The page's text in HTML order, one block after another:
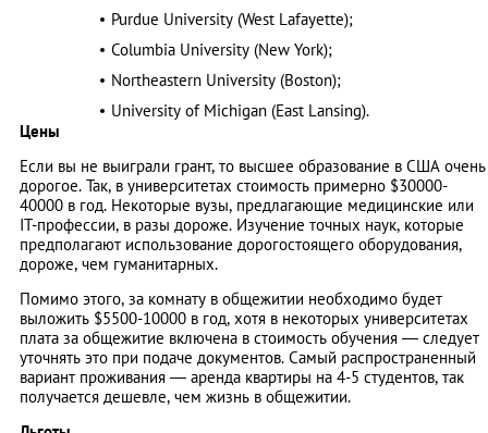
Purdue University (West Lafayette);
Columbia University (New York);
Northeastern University (Boston);
University of Michigan (East Lansing).
Цены
Если вы не выиграли грант, то высшее образование в США очень
дорогое. Так, в университетах стоимость примерно $30000-
40000 в год. Некоторые вузы, предлагающие медицинские или
IT-профессии, в разы дороже. Изучение точных наук, которые
предполагают использование дорогостоящего оборудования,
дороже, чем гуманитарных.
Помимо этого, за комнату в общежитии необходимо будет
выложить $5500-10000 в год, хотя в некоторых университетах
плата за общежитие включена в стоимость обучения — следует
уточнять это при подаче документов. Самый распространенный
вариант проживания — аренда квартиры на 4-5 студентов, так
получается дешевле, чем жизнь в общежитии.